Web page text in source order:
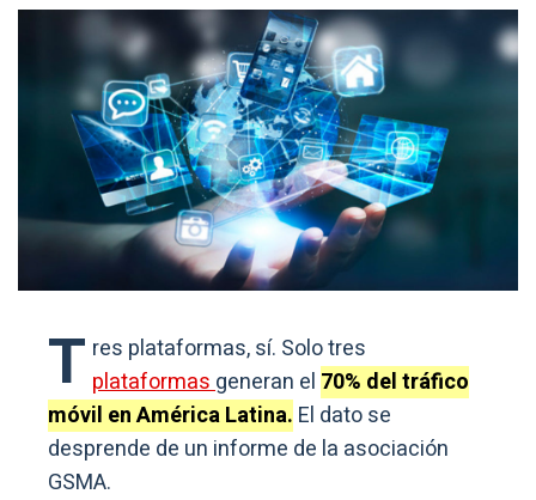
T res plataformas, sí. Solo tres
plataformasgeneran el 70% del tráfico
móvil en América Latina. El dato se
desprende de un informe de la asociación
GSMA.